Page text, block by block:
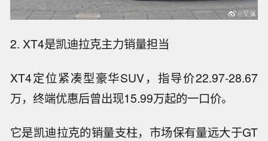
2. XT4是凯迪拉克主力销量担当
XT4定位紧凑型豪华SUV，指导价22.97-28.67
万，终端优惠后曾出现15.99万起的一口价。
它是凯迪拉克的销量支柱，市场保有量远大于GT